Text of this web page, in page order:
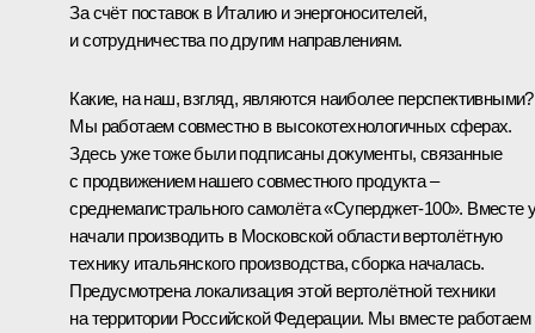
За счёт поставок в Италию и энергоносителей,
и сотрудничества по другим направлениям.
Какие, на наш, взгляд, являются наиболее перспективными?
Мы работаем совместно в высокотехнологичных сферах.
Здесь уже тоже были подписаны документы, связанные
с продвижением нашего совместного продукта –
среднемагистрального самолёта «Суперджет-100». Вместе
начали производить в Московской области вертолётную
технику итальянского производства, сборка началась.
Предусмотрена локализация этой вертолётной техники
на территории Российской Федерации. Мы вместе работаем